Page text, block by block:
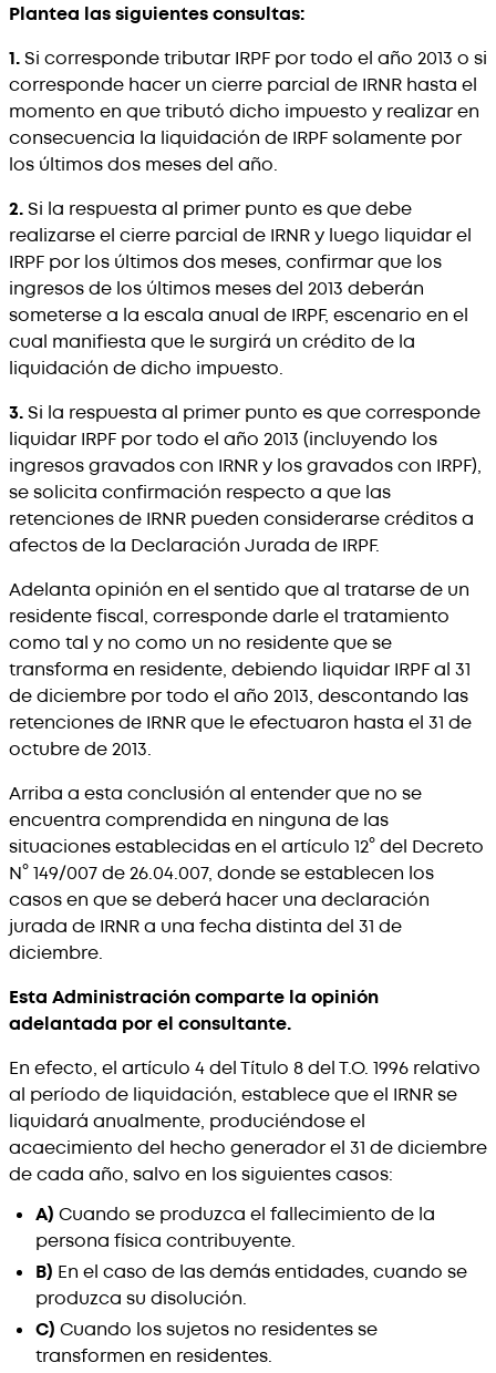
Plantea las siguientes consultas:
1.Si corresponde tributar IRPF por todo el año 2013 o si
corresponde hacer un cierre parcial de IRNR hasta el
momento en que tributó dicho impuesto y realizar en
consecuencia la liquidación de IRPF solamente por
los últimos dos meses del año.
2.Si la respuesta al primer punto es que debe
realizarse el cierre parcial de IRNR y luego liquidar el
IRPF por los últimos dos meses, confirmar que los
ingresos de los últimos meses del 2013 deberán
someterse a la escala anual de IRPF, escenario en el
cual manifiesta que le surgirá un crédito de la
liquidación de dicho impuesto.
3.Si la respuesta al primer punto es que corresponde
liquidar IRPF por todo el año 2013 (incluyendo los
ingresos gravados con IRNR y los gravados con IRPF),
se solicita confirmación respecto a que las
retenciones de IRNR pueden considerarse créditos a
afectos de la Declaración Jurada de IRPF.
Adelanta opinión en el sentido que al tratarse de un
residente fiscal, corresponde darle el tratamiento
como tal y no como un no residente que se
transforma en residente, debiendo liquidar IRPF al 31
de diciembre por todo el año 2013, descontando las
retenciones de IRNR que le efectuaron hasta el 31 de
octubre de 2013.
Arriba a esta conclusión al entender que no se
encuentra comprendida en ninguna de las
situaciones establecidas en el artículo 12° del Decreto
N° 149/007 de 26.04.007, donde se establecen los
casos en que se deberá hacer una declaración
jurada de IRNR a una fecha distinta del 31 de
diciembre.
Esta Administración comparte la opinión
adelantada por el consultante.
En efecto, el artículo 4 del Título 8 del T.O. 1996 relativo
al período de liquidación, establece que el IRNR se
liquidará anualmente, produciéndose el
acaecimiento del hecho generador el 31 de diciembre
de cada año, salvo en los siguientes casos:
A) Cuando se produzca el fallecimiento de la
persona física contribuyente.
B) En el caso de las demás entidades, cuando se
produzca su disolución.
C) Cuando los sujetos no residentes se
transformen en residentes.